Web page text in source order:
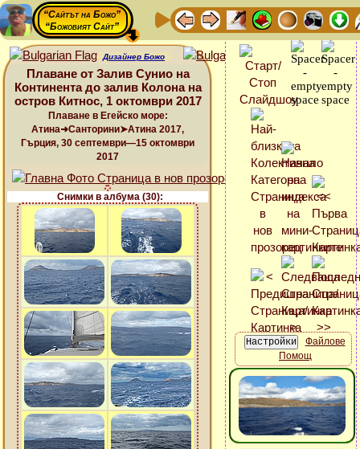
“Сайтът на Божо”
“Божовият Сайт”
Дизайнер Божо
Плаване от Залив Сунио на
Континента до залив Колона на
остров Китнос, 1 октомври 2017
Плаване в Егейско море:
Атина➜Санторини➤Атина 2017,
Гърция, 30 септември—15 октомври
2017
Снимки в албума (30):
Файлове
Помощ